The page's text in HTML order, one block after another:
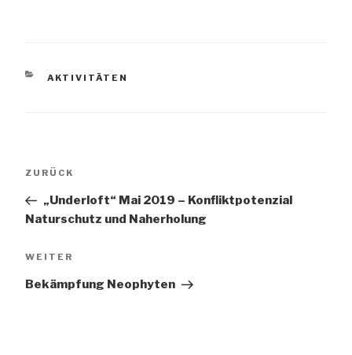
KATEGORIEN
AKTIVITÄTEN
Vorheriger
ZURÜCK
„Underloft“ Mai 2019 – Konfliktpotenzial
Naturschutz und Naherholung
Nächster
WEITER
Bekämpfung Neophyten